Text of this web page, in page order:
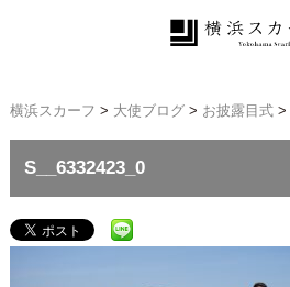
横浜スカーフ > 大使ブログ> お披露目式>
S__6332423_0